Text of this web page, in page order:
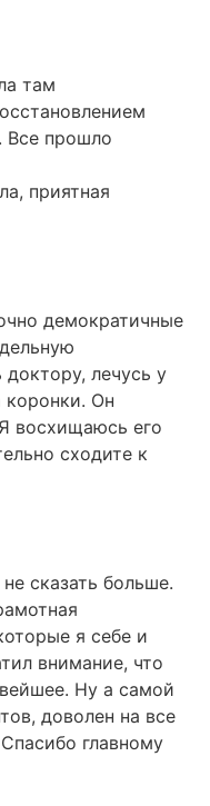
там
Все прошло
приятная
демократичные
лечусь у
коронки. Он
восхищаюсь его
сходите к
сказать больше.
я себе и
внимание, что
Ну а самой
доволен на все
главному